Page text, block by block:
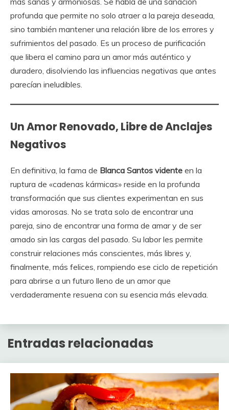
profunda que permite no solo atraer a la pareja deseada,
sino también mantener una relación libre de los errores y
sufrimientos del pasado. Es un proceso de purificación
que libera el camino para un amor más auténtico y
duradero, disolviendo las influencias negativas que antes
parecían ineludibles.
Un Amor Renovado, Libre de Anclajes
Negativos
En definitiva, la fama de Blanca Santos vidente en la
ruptura de «cadenas kármicas» reside en la profunda
transformación que sus clientes experimentan en sus
vidas amorosas. No se trata solo de encontrar una
pareja, sino de encontrar una forma de amar y de ser
amado sin las cargas del pasado. Su labor les permite
construir relaciones más conscientes, más libres y,
finalmente, más felices, rompiendo ese ciclo de repetición
para abrirse a un futuro lleno de un amor que
verdaderamente resuena con su esencia más elevada.
Entradas relacionadas